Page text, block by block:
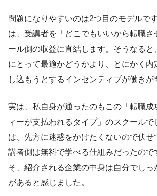
問題になりやすいのは2つ目のモデルで
は、受講者を「どこでもいいから転職さ
ール側の収益に直結します。そうなると
にとって最適かどうかより、とにかく内
し込もうとするインセンティブが働きが
実は、私自身が通ったのもこの「転職成
ィーが支払われるタイプ」のスクールで
は、先方に迷惑をかけたくないので伏せ
講者側は無料で学べる仕組みだったので
そ、紹介される企業の中身は自分でしっ
があると感じました。